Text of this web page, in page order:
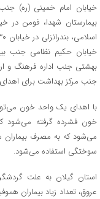
بیمارستان شهدا، فومن در
خیابان حکیم نظامی جنب
بهشتی جنب اداره فرهنگ و
جنب مرکز بهداشت برای
با اهدای یک واحد خون
خون فشرده گرفته می‌شود
می‌شود که به مصرف بیماران
سوختگی استفاده می‌شود.
استان گیلان به علت
عروق، تعداد زیاد بیماران